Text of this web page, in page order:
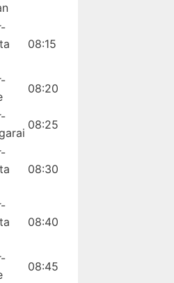
08:15
08:20
08:25
08:30
08:40
08:45